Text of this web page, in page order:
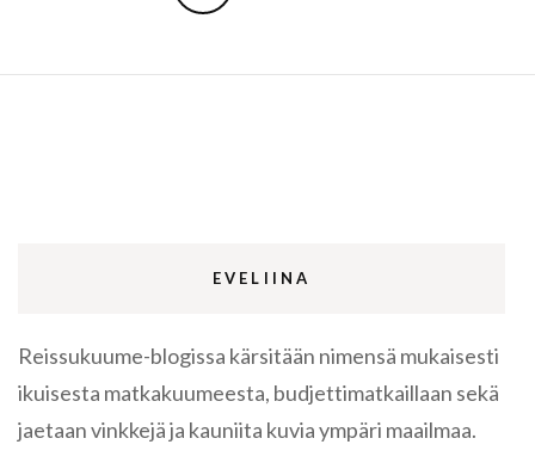
EVELIINA
Reissukuume-blogissa kärsitään nimensä mukaisesti
ikuisesta matkakuumeesta, budjettimatkaillaan sekä
jaetaan vinkkejä ja kauniita kuvia ympäri maailmaa.